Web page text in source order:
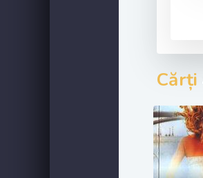
Cărți